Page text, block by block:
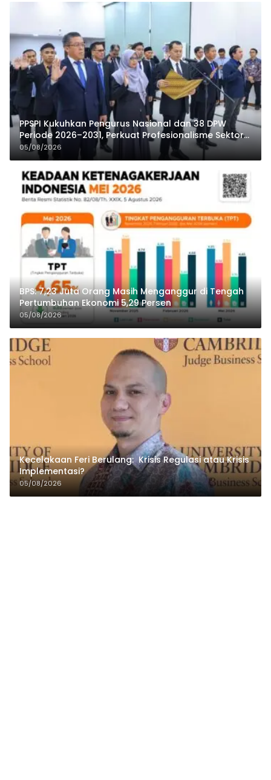
PPSPI Kukuhkan Pengurus Nasional dan 38 DPW
Periode 2026–2031, Perkuat Profesionalisme Sektor
Publik
05/08/2026
BPS: 7,23 Juta Orang Masih Menganggur di Tengah
Pertumbuhan Ekonomi 5,29 Persen
05/08/2026
Kecelakaan Feri Berulang: Krisis Regulasi atau Krisis
Implementasi?
05/08/2026